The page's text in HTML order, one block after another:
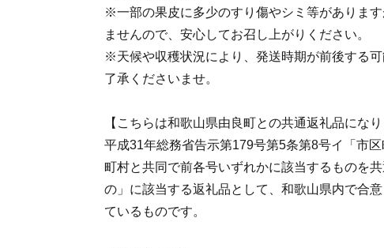
※一部の果皮に多少のすり傷やシミ等がありま
ませんので、安心してお召し上がりください。
※天候や収穫状況により、発送時期が前後する
了承くださいませ。
【こちらは和歌山県由良町との共通返礼品になり
平成31年総務省告示第179号第5条第8号イ「市
町村と共同で前各号いずれかに該当するものを
の」に該当する返礼品として、和歌山県内で合
ているものです。